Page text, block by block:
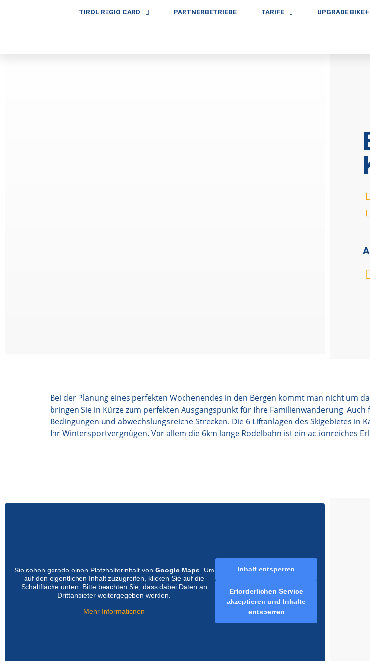
TIROL REGIO CARD PARTNERBETRIEBE TARIFE UPGRADE BIKE+
Bei der Planung eines perfekten Wochenendes in den Bergen kommt man nicht um
bringen Sie in Kürze zum perfekten Ausgangspunkt für Ihre Familienwanderung.
Bedingungen und abwechslungsreiche Strecken. Die 6 Liftanlagen des Skigebietes
Ihr Wintersportvergnügen. Vor allem die 6km lange Rodelbahn ist ein actionreiches
Sie sehen gerade einen Platzhalterinhalt von Google Maps. Um
auf den eigentlichen Inhalt zuzugreifen, klicken Sie auf die
Schaltfläche unten. Bitte beachten Sie, dass dabei Daten an
Drittanbieter weitergegeben werden.
Mehr Informationen
Inhalt entsperren
Erforderlichen Service
akzeptieren und Inhalte
entsperren